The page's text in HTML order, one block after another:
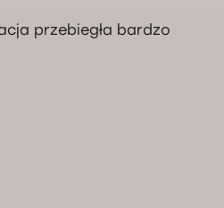
przebiegła bardzo